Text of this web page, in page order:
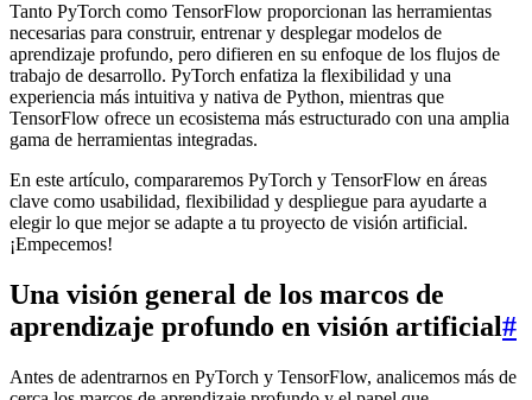
Tanto PyTorch como TensorFlow proporcionan las herramientas
necesarias para construir, entrenar y desplegar modelos de
aprendizaje profundo, pero difieren en su enfoque de los flujos de
trabajo de desarrollo. PyTorch enfatiza la flexibilidad y una
experiencia más intuitiva y nativa de Python, mientras que
TensorFlow ofrece un ecosistema más estructurado con una amplia
gama de herramientas integradas.
En este artículo, compararemos PyTorch y TensorFlow en áreas
clave como usabilidad, flexibilidad y despliegue para ayudarte a
elegir lo que mejor se adapte a tu proyecto de visión artificial.
¡Empecemos!
Una visión general de los marcos de
aprendizaje profundo en visión artificial#
Antes de adentrarnos en PyTorch y TensorFlow, analicemos más de